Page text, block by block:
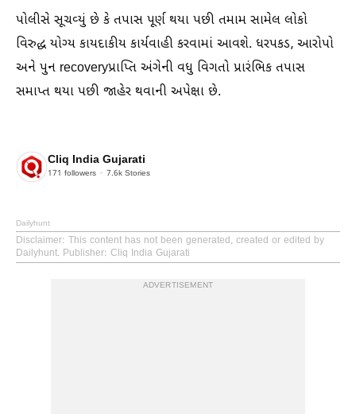
પોલીસે સૂચવ્યું છે કે તપાસ પૂર્ણ થયા પછી તમામ સામેલ લોકો
વિરુદ્ધ યોગ્ય કાયદાકીય કાર્યવાહી કરવામાં આવશે. ધરપકડ, આરોપો
અને પુન recoveryપ્રાપ્તિ અંગેની વધુ વિગતો પ્રારંભિક તપાસ
સમાપ્ત થયા પછી જાહેર થવાની અપેક્ષા છે.
Cliq India Gujarati
171 followers 7.6k Stories
Dailyhunt
Disclaimer: This content has not been generated, created or edited by
Dailyhunt. Publisher: Cliq India Gujarati
ADVERTISEMENT